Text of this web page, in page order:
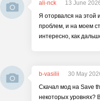
ali-nck
13 June
Я оторвался на этой
проблем, и на моем
интересно, как
b-vasilii
30 May
Скачал мод на Save
некоторых уровнях?